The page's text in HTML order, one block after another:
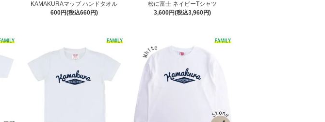
KAMAKURAマップ ハンドタオル
600円(税込660円)
松に富士 ネイビーTシャツ
3,600円(税込3,960円)